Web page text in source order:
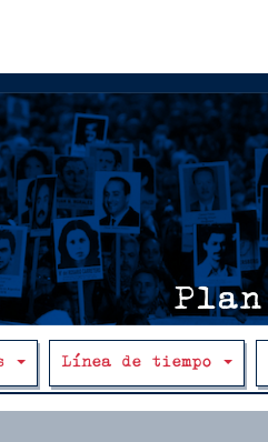
Línea de tiempo